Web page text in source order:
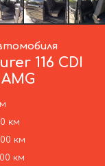
116 CDI
км
км
км